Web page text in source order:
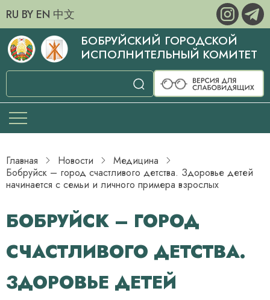
RU BY EN 中文
БОБРУЙСКИЙ ГОРОДСКОЙ
ИСПОЛНИТЕЛЬНЫЙ КОМИТЕТ
Главная Новости
Медицина
Бобруйск – город счастливого детства. Здоровье детей
начинается с семьи и личного примера взрослых
БОБРУЙСК – ГОРОД
СЧАСТЛИВОГО ДЕТСТВА.
ЗДОРОВЬЕ ДЕТЕЙ